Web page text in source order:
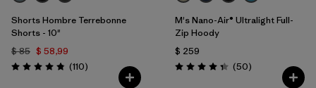
Shorts Hombre Terrebonne
Shorts - 10"
$ 85 $ 58,99
Valoración: 4.8 / 5
(110Comentarios
)
M's Nano-Air® Ultralight Full-
Zip Hoody
$ 259
Valoración: 4.3 / 5
(50Comentarios
)